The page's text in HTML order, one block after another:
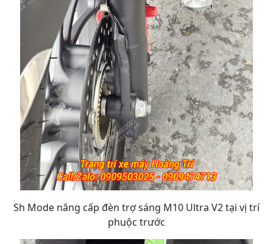
Sh Mode nâng cấp đèn trợ sáng M10 Ultra V2 tại vị trí
phuộc trước